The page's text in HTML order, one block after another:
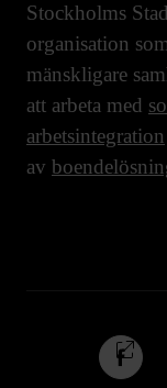
Stockholms
organisation
mänskligare
att arbeta med
arbetsintegration
av
Följ
oss